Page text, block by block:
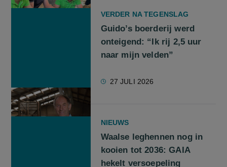
VERDER NA TEGENSLAG
Guido’s boerderij werd
onteigend: “Ik rij 2,5 uur
naar mijn velden”
27 JULI 2026
NIEUWS
Waalse leghennen nog in
kooien tot 2036: GAIA
hekelt versoepeling